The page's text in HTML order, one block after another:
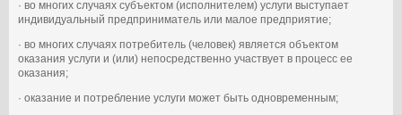
· во многих случаях субъектом (исполнителем) услуги выступает
индивидуальный предприниматель или малое предприятие;
· во многих случаях потребитель (человек) является объектом
оказания услуги и (или) непосредственно участвует в процесс ее
оказания;
· оказание и потребление услуги может быть одновременным;